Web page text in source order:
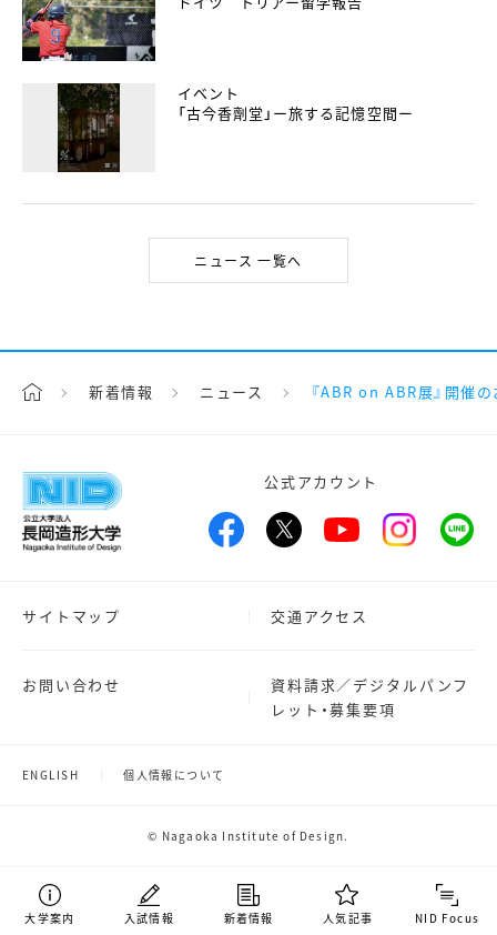
大学案内 入試情報 新着情報 人気記事 NID Focus
イベント
「古今香劑堂」ー旅する記憶空間ー
ニュース 一覧へ
新着情報 ニュース 『ABR on ABR展』開催
公式アカウント
サイトマップ 交通アクセス
お問い合わせ
資料請求／デジタルパンフ
レット・募集要項
ENGLISH 個人情報について
© Nagaoka Institute of Design.